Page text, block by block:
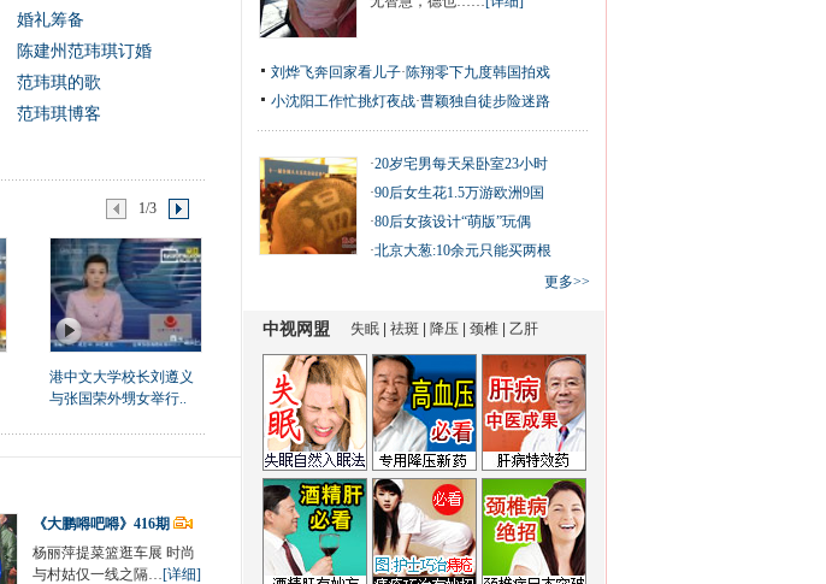
婚礼筹备
陈建州范玮琪订婚
范玮琪的歌
范玮琪博客
1/3
港中文大学校长刘遵义
与张国荣外甥女举行..
《大鹏嘚吧嘚》416期
杨丽萍提菜篮逛车展 时尚
与村姑仅一线之隔…[详细]
刘烨飞奔回家看儿子·陈翔零下九度韩国拍戏
小沈阳工作忙挑灯夜战·曹颖独自徒步险迷路
·20岁宅男每天呆卧室23小时
·90后女生花1.5万游欧洲9国
·80后女孩设计“萌版”玩偶
·北京大葱:10余元只能买两根
更多>>